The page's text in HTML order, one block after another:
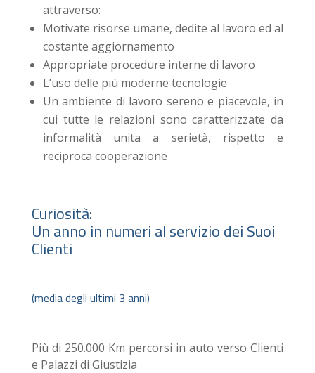
attraverso:
Motivate risorse umane, dedite al lavoro ed al
costante aggiornamento
Appropriate procedure interne di lavoro
L’uso delle più moderne tecnologie
Un ambiente di lavoro sereno e piacevole, in
cui tutte le relazioni sono caratterizzate da
informalità unita a serietà, rispetto e
reciproca cooperazione
Curiosità:
Un anno in numeri al servizio dei Suoi
Clienti
(media degli ultimi 3 anni)
Più di 250.000 Km percorsi in auto verso Clienti
e Palazzi di Giustizia